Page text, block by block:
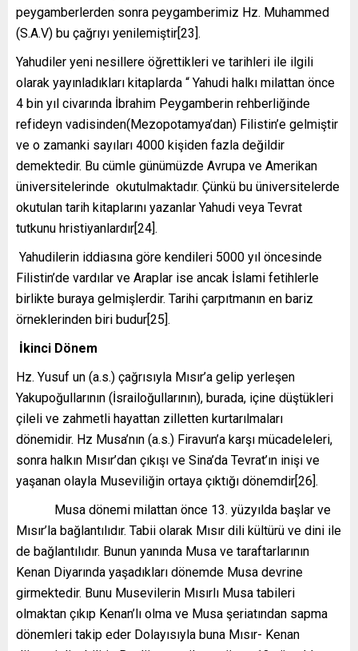
peygamberlerden sonra peygamberimiz Hz. Muhammed
(S.A.V) bu çağrıyı yenilemiştir[23].
Yahudiler yeni nesillere öğrettikleri ve tarihleri ile ilgili
olarak yayınladıkları kitaplarda “ Yahudi halkı milattan önce
4 bin yıl civarında İbrahim Peygamberin rehberliğinde
refideyn vadisinden(Mezopotamya’dan) Filistin’e gelmiştir
ve o zamanki sayıları 4000 kişiden fazla değildir
demektedir. Bu cümle günümüzde Avrupa ve Amerikan
üniversitelerinde okutulmaktadır. Çünkü bu üniversitelerde
okutulan tarih kitaplarını yazanlar Yahudi veya Tevrat
tutkunu hristiyanlardır[24].
Yahudilerin iddiasına göre kendileri 5000 yıl öncesinde
Filistin’de vardılar ve Araplar ise ancak İslami fetihlerle
birlikte buraya gelmişlerdir. Tarihi çarpıtmanın en bariz
örneklerinden biri budur[25].
İkinci Dönem
Hz. Yusuf un (a.s.) çağrısıyla Mısır’a gelip yerleşen
Yakupoğullarının (İsrailoğullarının), burada, içine düştükleri
çileli ve zahmetli hayattan zilletten kurtarılmaları
dönemidir. Hz Musa’nın (a.s.) Firavun’a karşı mücadeleleri,
sonra hal­kın Mısır’dan çıkışı ve Sina’da Tevrat’ın inişi ve
yaşanan olay­la Museviliğin ortaya çıktığı dönemdir[26].
Musa dönemi milattan önce 13. yüzyılda başlar ve
Mısır’la bağlantılıdır. Tabii olarak Mısır dili kültürü ve dini ile
de bağlantılıdır. Bunun yanında Musa ve taraftarlarının
Kenan Diyarında yaşadıkları dönemde Musa devrine
girmektedir. Bunu Musevilerin Mısırlı Musa tabileri
olmaktan çıkıp Kenan’lı olma ve Musa şeriatından sapma
dönemleri takip eder Dolayısıyla buna Mısır- Kenan